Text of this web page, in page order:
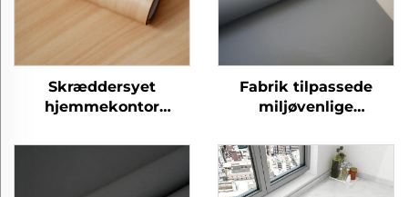
Skræddersyet
hjemmekontor
dekorative træ korn
soveværelse stue
Fabrik tilpassede
miljøvenlige
hjemmekontor petg
møbler dekorative
prægede film